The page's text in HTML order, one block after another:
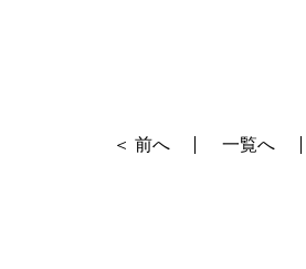
＜ 前へ 一覧へ